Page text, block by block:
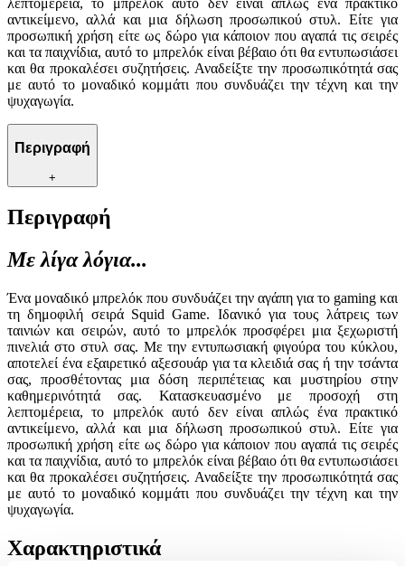
αντικείμενο, αλλά και μια δήλωση προσωπικού στυλ. Είτε για
προσωπική χρήση είτε ως δώρο για κάποιον που αγαπά τις σειρές
και τα παιχνίδια, αυτό το μπρελόκ είναι βέβαιο ότι θα εντυπωσιάσει
και θα προκαλέσει συζητήσεις. Αναδείξτε την προσωπικότητά σας
με αυτό το μοναδικό κομμάτι που συνδυάζει την τέχνη και την
ψυχαγωγία.
Περιγραφή
+
Περιγραφή
Με λίγα λόγια...
Ένα μοναδικό μπρελόκ που συνδυάζει την αγάπη για το gaming και
τη δημοφιλή σειρά Squid Game. Ιδανικό για τους λάτρεις των
ταινιών και σειρών, αυτό το μπρελόκ προσφέρει μια ξεχωριστή
πινελιά στο στυλ σας. Με την εντυπωσιακή φιγούρα του κύκλου,
αποτελεί ένα εξαιρετικό αξεσουάρ για τα κλειδιά σας ή την τσάντα
σας, προσθέτοντας μια δόση περιπέτειας και μυστηρίου στην
καθημερινότητά σας. Κατασκευασμένο με προσοχή στη
λεπτομέρεια, το μπρελόκ αυτό δεν είναι απλώς ένα πρακτικό
αντικείμενο, αλλά και μια δήλωση προσωπικού στυλ. Είτε για
προσωπική χρήση είτε ως δώρο για κάποιον που αγαπά τις σειρές
και τα παιχνίδια, αυτό το μπρελόκ είναι βέβαιο ότι θα εντυπωσιάσει
και θα προκαλέσει συζητήσεις. Αναδείξτε την προσωπικότητά σας
με αυτό το μοναδικό κομμάτι που συνδυάζει την τέχνη και την
ψυχαγωγία.
Χαρακτηριστικά